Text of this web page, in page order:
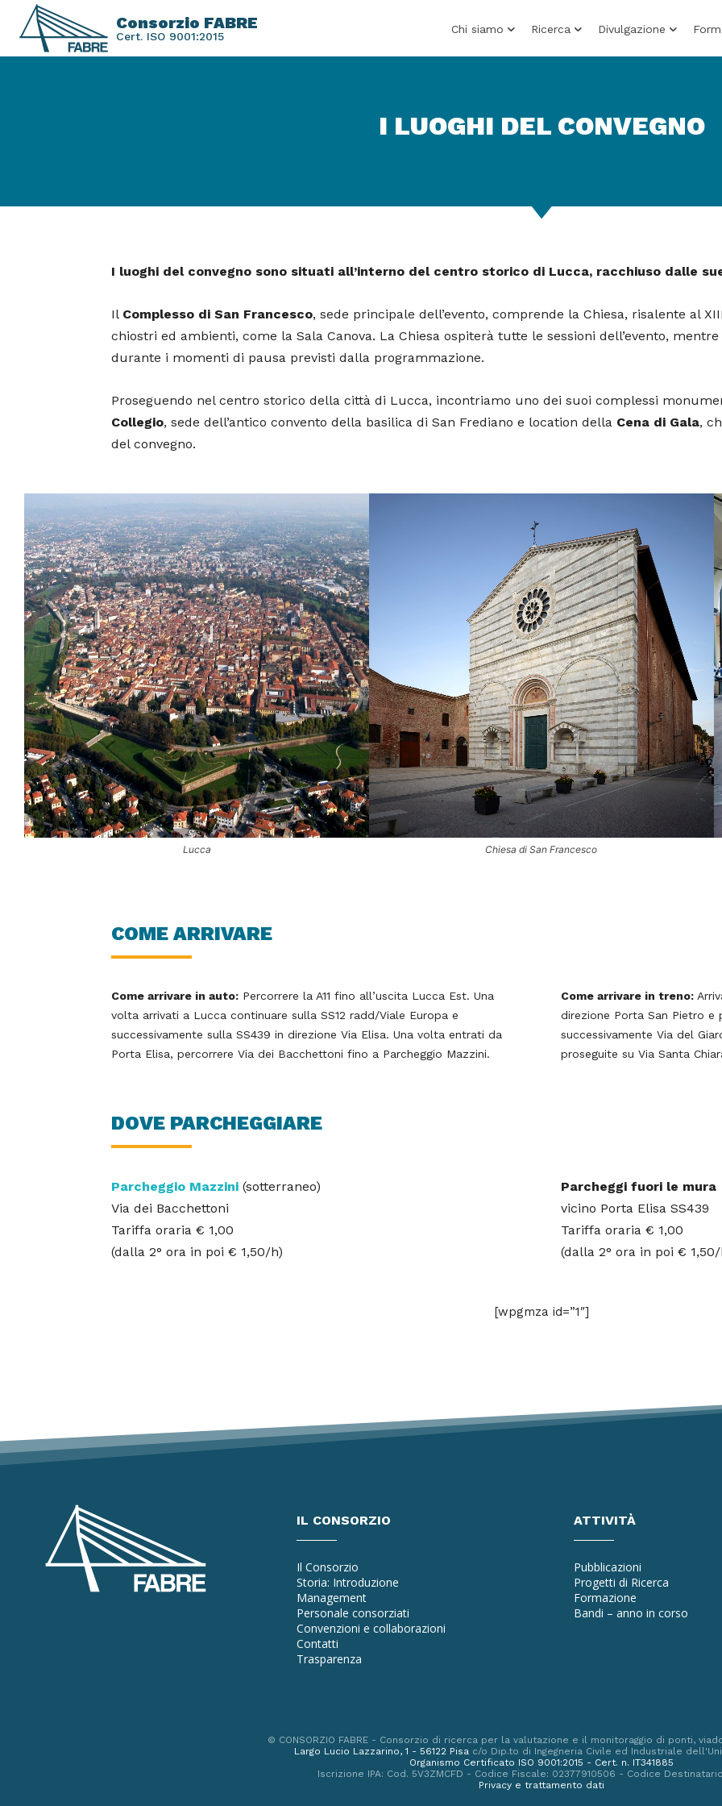
Consorzio FABRE
Cert. ISO 9001:2015
Chi siamo Ricerca Divulgazione
I LUOGHI DEL CONVEGNO
I luoghi del convegno sono situati all’interno del centro storico di Lucca, racchiuso dalle
Il Complesso di San Francesco, sede principale dell’evento, comprende la Chiesa, risalente al
chiostri ed ambienti, come la Sala Canova. La Chiesa ospiterà tutte le sessioni dell’evento,
durante i momenti di pausa previsti dalla programmazione.
Proseguendo nel centro storico della città di Lucca, incontriamo uno dei suoi complessi
Collegio, sede dell’antico convento della basilica di San Frediano e location della Cena di Gala,
del convegno.
Lucca Chiesa di San Francesco
COME ARRIVARE
Come arrivare in auto: Percorrere la A11 fino all’uscita Lucca Est. Una
volta arrivati a Lucca continuare sulla SS12 radd/Viale Europa e
successivamente sulla SS439 in direzione Via Elisa. Una volta entrati da
Porta Elisa, percorrere Via dei Bacchettoni fino a Parcheggio Mazzini.
Come arrivare in treno:
direzione Porta San Pietro e
successivamente Via del
proseguite su Via Santa
DOVE PARCHEGGIARE
Parcheggio Mazzini (sotterraneo)
Via dei Bacchettoni
Tariffa oraria € 1,00
(dalla 2° ora in poi € 1,50/h)
Parcheggi fuori le mura
vicino Porta Elisa SS439
Tariffa oraria € 1,00
(dalla 2° ora in poi €
[wpgmza id=”1″]
IL CONSORZIO
Il Consorzio
Storia: Introduzione
Management
Personale consorziati
Convenzioni e collaborazioni
Contatti
Trasparenza
ATTIVITÀ
Pubblicazioni
Progetti di Ricerca
Formazione
Bandi – anno in corso
© CONSORZIO FABRE - Consorzio di ricerca per la valutazione e il monitoraggio di ponti,
Largo Lucio Lazzarino, 1 - 56122 Pisac/o Dip.to di Ingegneria Civile ed Industriale
Organismo Certificato ISO 9001:2015 - Cert. n. IT341885
Iscrizione IPA: Cod. 5V3ZMCFD - Codice Fiscale: 02377910506 - Codice
Privacy e trattamento dati